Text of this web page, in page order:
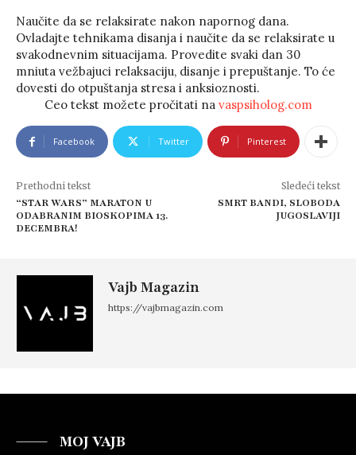
Naučite da se relaksirate nakon napornog dana.
Ovladajte tehnikama disanja i naučite da se relaksirate u
svakodnevnim situacijama. Provedite svaki dan 30
mniuta vežbajuci relaksaciju, disanje i prepuštanje. To će
dovesti do otpuštanja stresa i anksioznosti.
Ceo tekst možete pročitati na vaspsiholog.com
Facebook Twitter Pinterest
Prethodni tekst
“STAR WARS” MARATON U
ODABRANIM BIOSKOPIMA 13.
DECEMBRA!
Sledeći tekst
SMRT BANDI, SLOBODA
JUGOSLAVIJI
Vajb Magazin
https://vajbmagazin.com
MOJ VAJB